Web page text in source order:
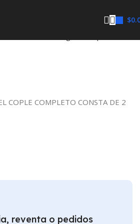
$
COPLE COMPLETO CONSTA DE 2
reventa o pedidos